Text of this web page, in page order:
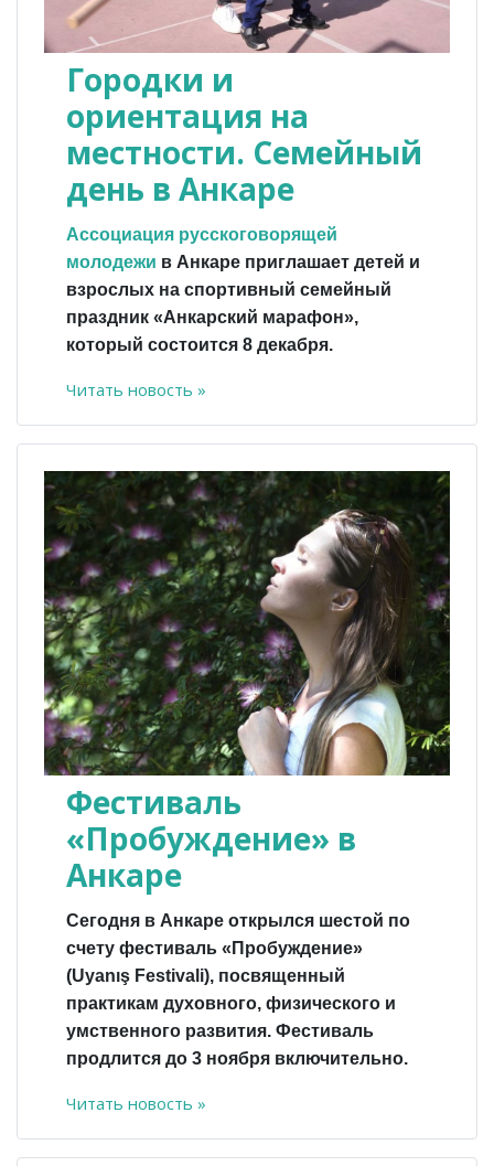
Городки и
ориентация на
местности. Семейный
день в Анкаре
Ассоциация русскоговорящей
молодежи в Анкаре приглашает детей и
взрослых на спортивный семейный
праздник «Анкарский марафон»,
который состоится 8 декабря.
Читать новость »
Фестиваль
«Пробуждение» в
Анкаре
Сегодня в Анкаре открылся шестой по
счету фестиваль «Пробуждение»
(Uyanış Festivali), посвященный
практикам духовного, физического и
умственного развития. Фестиваль
продлится до 3 ноября включительно.
Читать новость »